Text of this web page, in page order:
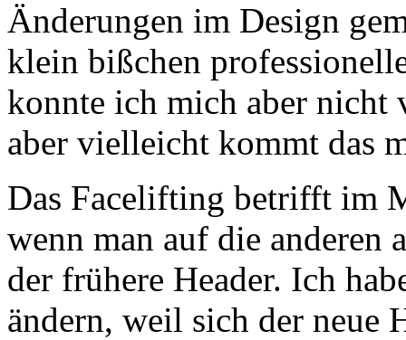
Änderungen im Design
klein bißchen
konnte ich mich aber nicht
aber vielleicht kommt das
Das Facelifting betrifft im
wenn man auf die anderen
der frühere Header. Ich
ändern, weil sich der neue